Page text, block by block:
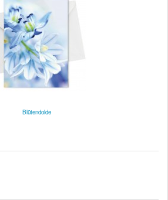
Blütendolde